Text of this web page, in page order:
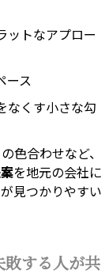
ットなアプロー
ース
なくす小さな勾
色合わせなど、
を地元の会社に
見つかりやすい
敗する人が共